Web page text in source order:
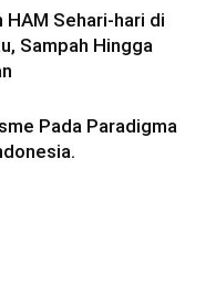
Sehari-hari di
Sampah Hingga
Pada Paradigma